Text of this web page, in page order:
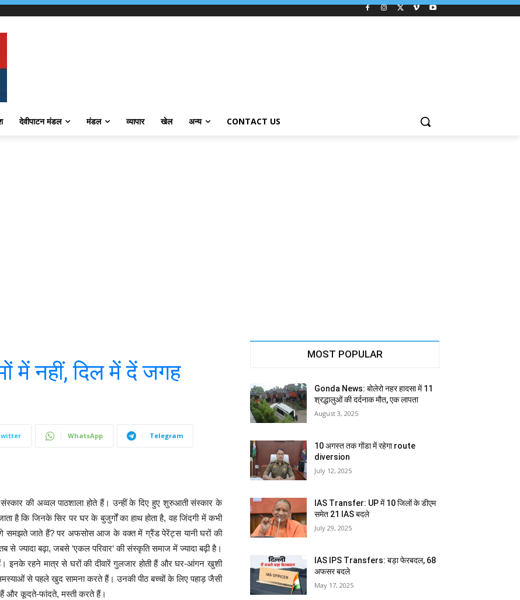
देवीपाटन मंडल मंडल व्यापार खेल अन्य CONTACT US
में नहीं, दिल में दें जगह
WhatsApp Telegram
की अव्वल पाठशाला होते हैं। उन्हीं के दिए हुए शुरुआती संस्कार के
है कि जिनके सिर पर घर के बुजुर्गों का हाथ होता है, वह जिंदगी में कभी
समझते जाते हैं? पर अफसोस आज के वक्त में ग्रैंड पेरेंट्स यानी घरों की
से ज्यादा बढ़ा, जबसे ‘एकल परिवार‘ की संस्कृति समाज में ज्यादा बढ़ी है।
इनके रहने मात्र से घरों की दीवारें गुलजार होती हैं और घर-आंगन खुशी
से पहले खुद सामना करते हैं। उनकी पीठ बच्चों के लिए पहाड़ जैसी
हैं और कूदते-फांदते, मस्ती करते हैं।
MOST POPULAR
Gonda News: बोलेरो नहर हादसा में 11
श्रद्धालुओं की दर्दनाक मौत, एक लापता
August 3, 2025
10 अगस्त तक गोंडा में रहेगा route
diversion
July 12, 2025
IAS Transfer: UP में 10 जिलों के डीएम
समेत 21 IAS बदले
July 29, 2025
IAS IPS Transfers: बड़ा फेरबदल, 68
अफसर बदले
May 17, 2025